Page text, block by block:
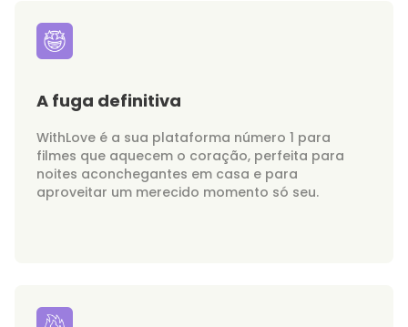
A fuga definitiva
WithLove é a sua plataforma número 1 para
filmes que aquecem o coração, perfeita para
noites aconchegantes em casa e para
aproveitar um merecido momento só seu.